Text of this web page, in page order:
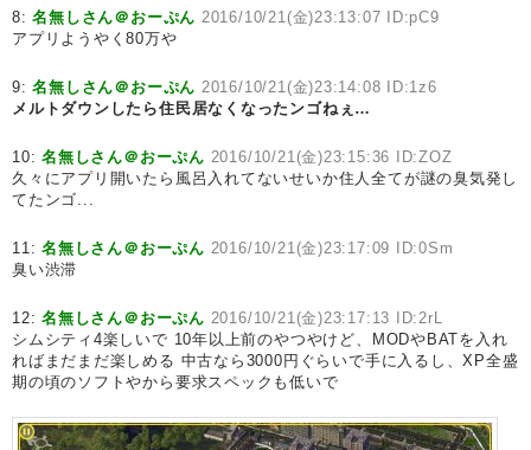
8:名無しさん＠おーぷん 2016/10/21(金)23:13:07 ID:pC9
アプリようやく80万や
9:名無しさん＠おーぷん 2016/10/21(金)23:14:08 ID:1z6
メルトダウンしたら住民居なくなったンゴねぇ…
10:名無しさん＠おーぷん 2016/10/21(金)23:15:36 ID:ZOZ
久々にアプリ開いたら風呂入れてないせいか住人全てが謎の臭気発し
てたンゴ...
11:名無しさん＠おーぷん 2016/10/21(金)23:17:09 ID:0Sm
臭い渋滞
12:名無しさん＠おーぷん 2016/10/21(金)23:17:13 ID:2rL
シムシティ4楽しいで 10年以上前のやつやけど、MODやBATを入れ
ればまだまだ楽しめる 中古なら3000円ぐらいで手に入るし、XP全盛
期の頃のソフトやから要求スペックも低いで